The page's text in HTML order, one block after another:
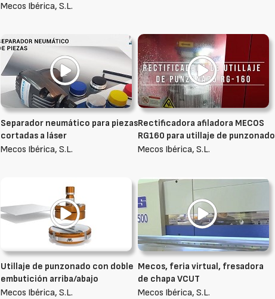
Mecos Ibérica, S.L.
Separador neumático para piezas
cortadas a láser
Mecos Ibérica, S.L.
Rectificadora afiladora MECOS
RG160 para utillaje de punzonado
Mecos Ibérica, S.L.
Utillaje de punzonado con doble
embutición arriba/abajo
Mecos Ibérica, S.L.
Mecos, feria virtual, fresadora
de chapa VCUT
Mecos Ibérica, S.L.